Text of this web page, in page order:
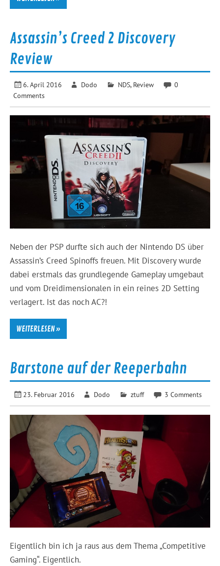
Assassin’s Creed 2 Discovery
Review
6. April 2016 Dodo NDS, Review
0
Comments
Neben der PSP durfte sich auch der Nintendo DS über
Assassin’s Creed Spinoffs freuen. Mit Discovery wurde
dabei erstmals das grundlegende Gameplay umgebaut
und vom Dreidimensionalen in ein reines 2D Setting
verlagert. Ist das noch AC?!
WEITERLESEN »
Barstone auf der Reeperbahn
23. Februar 2016 Dodo ztuff 3 Comments
Eigentlich bin ich ja raus aus dem Thema „Competitive
Gaming“. Eigentlich.